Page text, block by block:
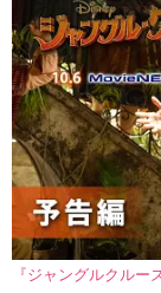
『ジャングルクル